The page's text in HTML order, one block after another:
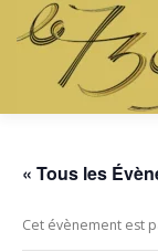
LES
« Tous les
Cet évènement est